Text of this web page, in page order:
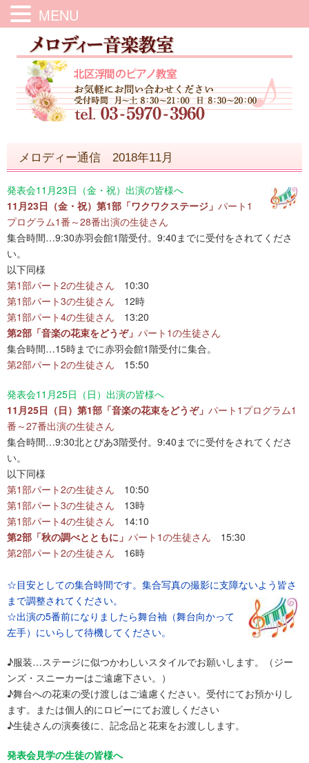
MENU
メロディー通信 2018年11月
発表会11月23日（金・祝）出演の皆様へ
11月23日（金・祝）第1部「ワクワクステージ」 パート1
プログラム1番～28番出演の生徒さん
集合時間…9:30赤羽会館1階受付。9:40までに受付をされてくださ
い。
以下同様
第1部パート2の生徒さん 10:30
第1部パート3の生徒さん 12時
第1部パート4の生徒さん 13:20
第2部「音楽の花束をどうぞ」 パート1の生徒さん
集合時間…15時までに赤羽会館1階受付に集合。
第2部パート2の生徒さん 15:50
発表会11月25日（日）出演の皆様へ
11月25日（日）第1部「音楽の花束をどうぞ」 パート1プログラム1
番～27番出演の生徒さん
集合時間…9:30北とぴあ3階受付。9:40までに受付をされてくださ
い。
以下同様
第1部パート2の生徒さん 10:50
第1部パート3の生徒さん 13時
第1部パート4の生徒さん 14:10
第2部「秋の調べとともに」 パート1の生徒さん 15:30
第2部パート2の生徒さん 16時
☆目安としての集合時間です。集合写真の撮影に支障ないよう皆さ
まで調整されて ください。
☆出演の5番前になりましたら舞台袖（舞台向かって
左手）にいらして待機してください。
♪服装…ステージに似つかわしいスタイルでお願いします。（ジー
ンズ・スニーカーはご遠慮下さい。）
♪舞台への花束の受け渡しはご遠慮ください。受付にてお預かりし
ます。または個人的にロビーにてお渡しください
♪生徒さんの演奏後に、記念品と花束をお渡しします。
発表会見学の生徒の皆様へ